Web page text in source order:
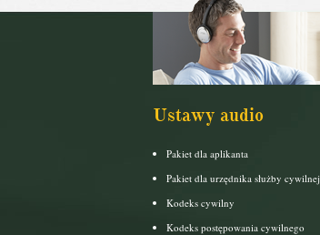
Ustawy audio
Pakiet dla aplikanta
Pakiet dla urzędnika służby cywilnej
Kodeks cywilny
Kodeks postępowania cywilnego